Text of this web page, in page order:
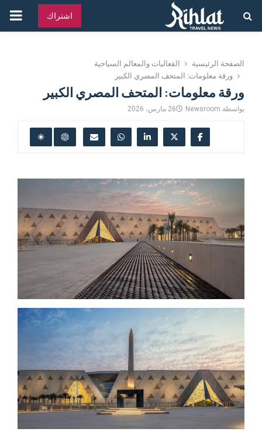
اشتراك
الصفحة الرئيسية
الفعاليات والمعالم السياحية
ورقة معلومات: المتحف المصري الكبير
ورقة معلومات: المتحف المصري الكبير
بواسطة Newsroom 26 مارس، 2026